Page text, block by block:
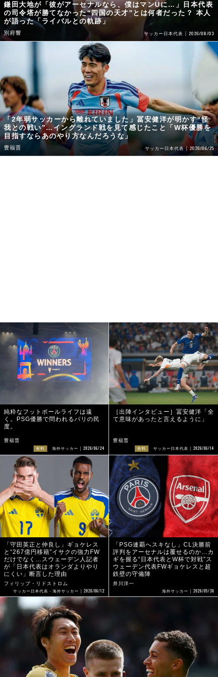
鎌田大地が「彼がアーセナルなら、僕はマンUに…」日本代表
の司令塔が勝てなかった“四国の天才”とは何者だった？ 本人
が語った「ライバルとの軌跡」
別府響 サッカー日本代表 2026/08/03
「2年弱サッカーから離れていました」冨安健洋が明かす“怪
我との戦い”…イングランド戦を見て感じたこと「W杯優勝を
目指すならあのやり方なんだろうな」
豊福晋 サッカー日本代表 2026/06/25
純粋なフットボールライフは遠
く。PSG優勝で問われるパリの民
度。
豊福晋
有料 海外サッカー 2026/06/24
［出陣インタビュー］冨安健洋「全
て意味があったと言えるように」
豊福晋
有料 サッカー日本代表 2026/06/14
「守田英正と仲良し」ギョケレス
と“267億円移籍”イサクの強力FW
だけでなく…スウェーデン人記者
が「日本代表はオランダよりやり
にくい」断言した理由
フィリップ・リドストロム
サッカー日本代表・海外サッカー 2026/06/12
「PSG連覇へスキなし」CL決勝前
評判をアーセナルは覆せるのか…カ
ギを握る“日本代表とW杯で対戦”ス
ウェーデン代表FWギョケレスと超
鉄壁の守備陣
井川洋一
海外サッカー 2026/05/30